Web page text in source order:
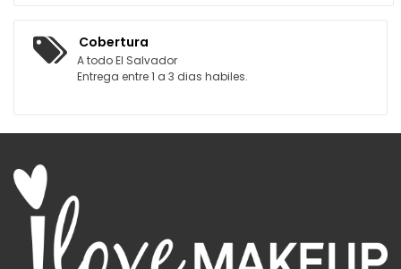
Cobertura
A todo El Salvador
Entrega entre 1 a 3 dias habiles.